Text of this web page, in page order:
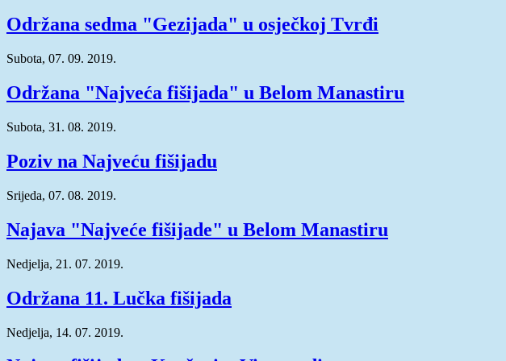
Održana sedma "Gezijada" u osječkoj Tvrđi
Subota, 07. 09. 2019.
Održana "Najveća fišijada" u Belom Manastiru
Subota, 31. 08. 2019.
Poziv na Najveću fišijadu
Srijeda, 07. 08. 2019.
Najava "Najveće fišijade" u Belom Manastiru
Nedjelja, 21. 07. 2019.
Održana 11. Lučka fišijada
Nedjelja, 14. 07. 2019.